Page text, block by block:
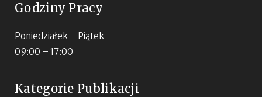
Godziny Pracy
Poniedziałek – Piątek
09:00 – 17:00
Kategorie Publikacji